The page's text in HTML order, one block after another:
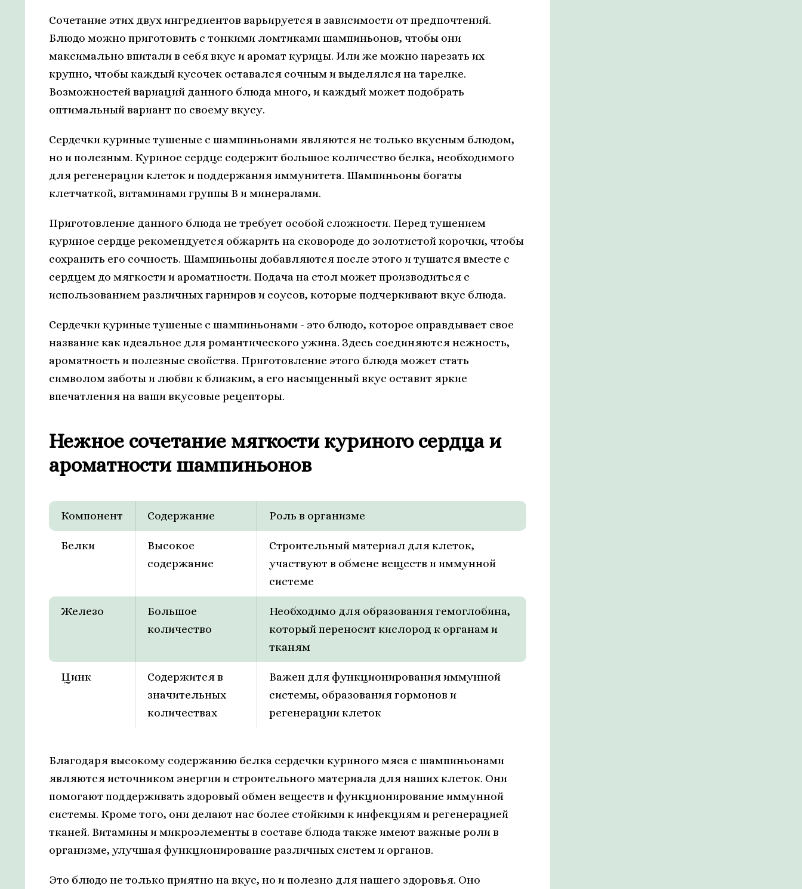
Сочетание этих двух ингредиентов варьируется в зависимости от предпочтений.
Блюдо можно приготовить с тонкими ломтиками шампиньонов, чтобы они
максимально впитали в себя вкус и аромат курицы. Или же можно нарезать их
крупно, чтобы каждый кусочек оставался сочным и выделялся на тарелке.
Возможностей вариаций данного блюда много, и каждый может подобрать
оптимальный вариант по своему вкусу.
Сердечки куриные тушеные с шампиньонами являются не только вкусным блюдом,
но и полезным. Куриное сердце содержит большое количество белка, необходимого
для регенерации клеток и поддержания иммунитета. Шампиньоны богаты
клетчаткой, витаминами группы В и минералами.
Приготовление данного блюда не требует особой сложности. Перед тушением
куриное сердце рекомендуется обжарить на сковороде до золотистой корочки, чтобы
сохранить его сочность. Шампиньоны добавляются после этого и тушатся вместе с
сердцем до мягкости и ароматности. Подача на стол может производиться с
использованием различных гарниров и соусов, которые подчеркивают вкус блюда.
Сердечки куриные тушеные с шампиньонами - это блюдо, которое оправдывает свое
название как идеальное для романтического ужина. Здесь соединяются нежность,
ароматность и полезные свойства. Приготовление этого блюда может стать
символом заботы и любви к близким, а его насыщенный вкус оставит яркие
впечатления на ваши вкусовые рецепторы.
Нежное сочетание мягкости куриного сердца и
ароматности шампиньонов
Компонент Содержание Роль в организме
Белки
Высокое
содержание
Строительный материал для клеток,
участвуют в обмене веществ и иммунной
системе
Железо
Большое
количество
Необходимо для образования гемоглобина,
который переносит кислород к органам и
тканям
Цинк
Содержится в
значительных
количествах
Важен для функционирования иммунной
системы, образования гормонов и
регенерации клеток
Благодаря высокому содержанию белка сердечки куриного мяса с шампиньонами
являются источником энергии и строительного материала для наших клеток. Они
помогают поддерживать здоровый обмен веществ и функционирование иммунной
системы. Кроме того, они делают нас более стойкими к инфекциям и регенерацией
тканей. Витамины и микроэлементы в составе блюда также имеют важные роли в
организме, улучшая функционирование различных систем и органов.
Это блюдо не только приятно на вкус, но и полезно для нашего здоровья. Оно